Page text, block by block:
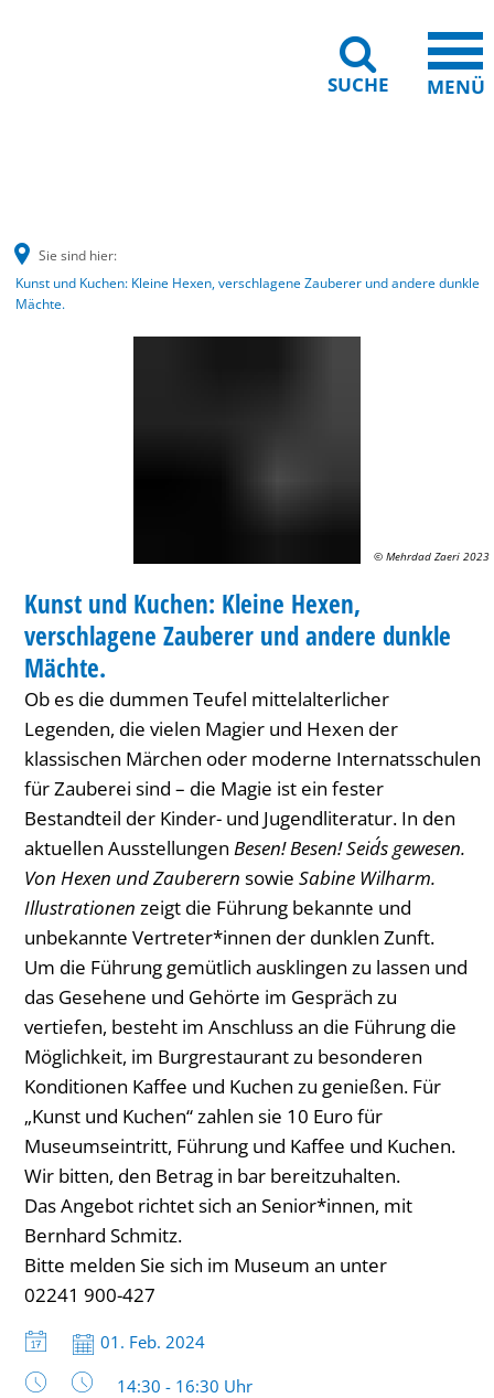
SUCHE MENÜ
Sie sind hier:
Kunst und Kuchen: Kleine Hexen, verschlagene Zauberer und andere dunkle
Mächte.
Zauberer
und
andere
dunkle
Mächte.
© Mehrdad Zaeri 2023
KATEGORIE: FÜHRUNG
Kunst und Kuchen: Kleine Hexen,
verschlagene Zauberer und andere dunkle
Mächte.
Ob es die dummen Teufel mittelalterlicher
Legenden, die vielen Magier und Hexen der
klassischen Märchen oder moderne Internatsschulen
für Zauberei sind – die Magie ist ein fester
Bestandteil der Kinder- und Jugendliteratur. In den
aktuellen Ausstellungen Besen! Besen! Seid´s gewesen.
Von Hexen und Zauberern sowie Sabine Wilharm.
Illustrationen zeigt die Führung bekannte und
unbekannte Vertreter*innen der dunklen Zunft.
Um die Führung gemütlich ausklingen zu lassen und
das Gesehene und Gehörte im Gespräch zu
vertiefen, besteht im Anschluss an die Führung die
Möglichkeit, im Burgrestaurant zu besonderen
Konditionen Kaffee und Kuchen zu genießen. Für
„Kunst und Kuchen“ zahlen sie 10 Euro für
Museumseintritt, Führung und Kaffee und Kuchen.
Wir bitten, den Betrag in bar bereitzuhalten.
Das Angebot richtet sich an Senior*innen, mit
Bernhard Schmitz.
Bitte melden Sie sich im Museum an unter
02241 900-427
Datum:
01. Feb. 2024
Uhrzeit:
14:30 - 16:30 Uhr